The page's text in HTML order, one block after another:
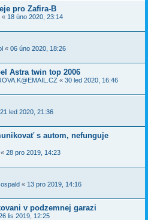
pro Zafira-B
« 18 úno 2020, 23:14
« 06 úno 2020, 18:26
Astra twin top 2006
« 30 led 2020, 16:46
21 led 2020, 21:36
s autom, nefunguje
« 28 pro 2019, 14:23
« 13 pro 2019, 14:16
v podzemnej garazi
lis 2019, 12:25